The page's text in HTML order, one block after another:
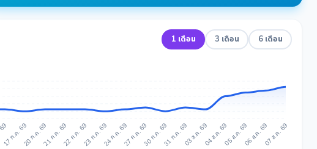
1 เดือน 3 เดือน 6 เดือน
17 ก.ค. 6920 ก.ค. 6921 ก.ค. 6922 ก.ค. 6923 ก.ค. 6924 ก.ค. 6927 ก.ค. 6930 ก.ค. 6931 ก.ค. 6903 ส.ค. 6904 ส.ค. 6905 ส.ค. 6906 ส.ค. 6907 ส.ค. 69